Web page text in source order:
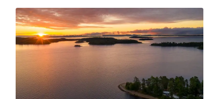
sécurité,
c’est
ma
responsabilité
Le
réservoir
Baskatong
:
une
destination
de
vacances